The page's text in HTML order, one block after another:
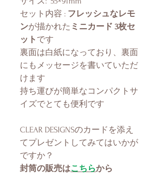
セット内容 : フレッシュなレモ
ンが描かれた ミニカード 3枚セ
ット です
裏面は白紙になっており、裏面
にもメッセージを書いていただ
けます
持ち運びが簡単なコンパクトサ
イズでとても便利です
CLEAR DESIGNSのカードを添え
てプレゼントしてみてはいかが
ですか？
封筒の販売はこちらから